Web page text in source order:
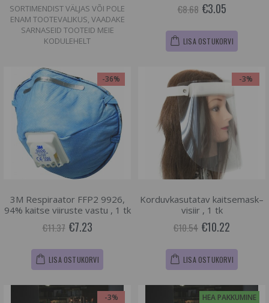
SORTIMENDIST VÄLJAS VÕI POLE
ENAM TOOTEVALIKUS, VAADAKE
SARNASEID TOOTEID MEIE
KODULEHELT
€8.68 €3.05
LISA OSTUKORVI
-36%
3M Respiraator FFP2 9926,
94% kaitse viiruste vastu , 1 tk
€11.37 €7.23
LISA OSTUKORVI
-3%
Korduvkasutatav kaitsemask–
visiir , 1 tk
€10.54 €10.22
LISA OSTUKORVI
-3%
HEA PAKKUMINE